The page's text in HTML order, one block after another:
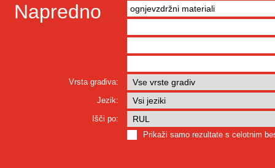
Napredno
Vrsta gradiva:
Jezik:
Išči po:
Prikaži samo rezultate s celotnim